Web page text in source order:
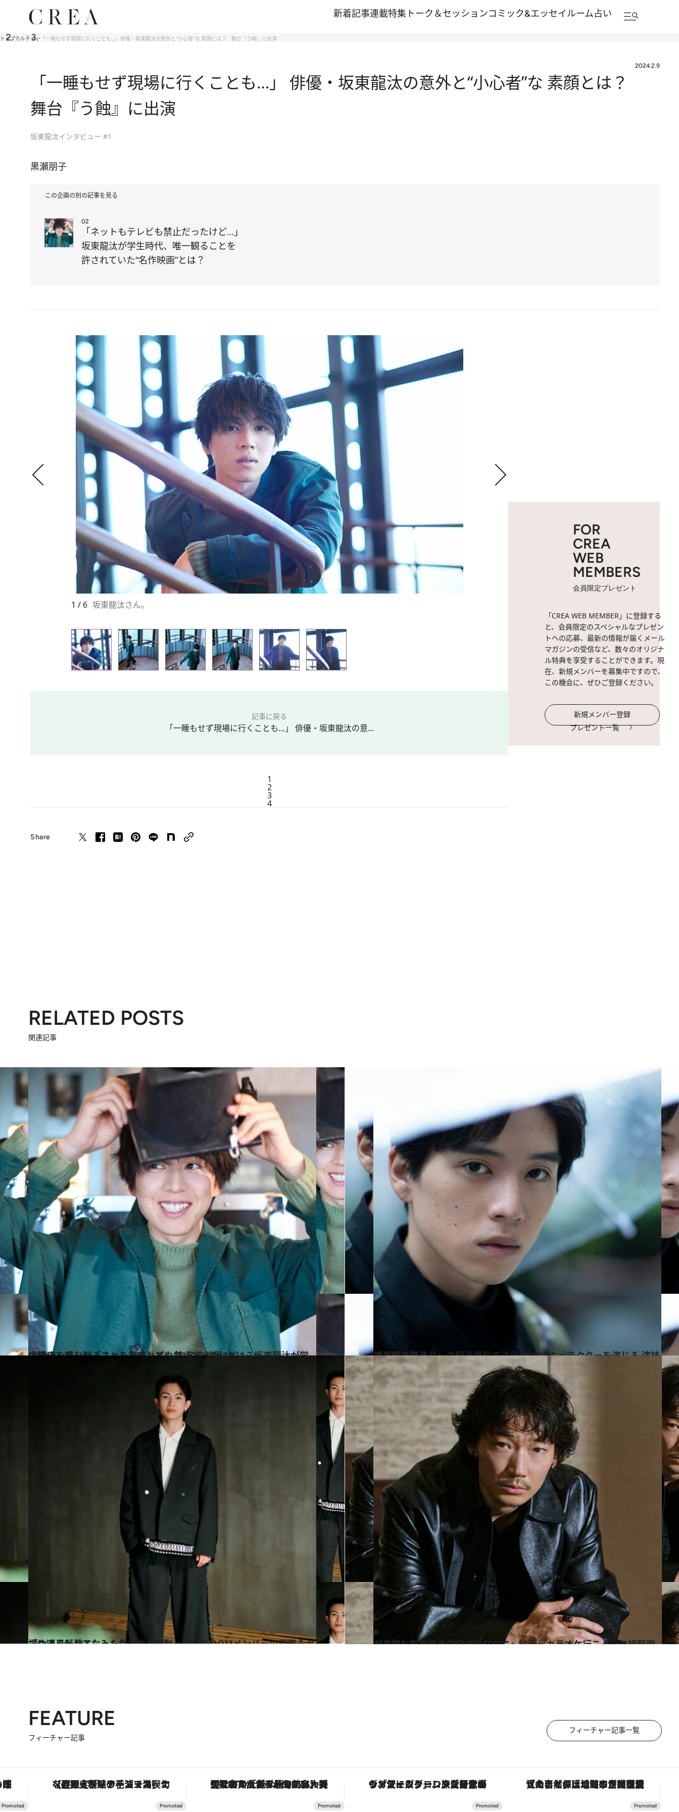
新着記事連載特集 トーク＆セッションコミック&エッセイルーム占い
トップカルチャー 「一睡もせず現場に行くことも…」 俳優・坂東龍汰の意外と“小心者”な 素顔とは？ 舞台『う蝕』に出演
2024.2.9
「一睡もせず現場に行くことも…」 俳優・坂東龍汰の意外と“小心者”な 素顔とは？
舞台『う蝕』に出演
坂東龍汰インタビュー #1
黒瀬朋子
この企画の別の記事を見る
02
「ネットもテレビも禁止だったけど…」
坂東龍汰が学生時代、唯一観ることを
許されていた“名作映画”とは？
1 / 6 坂東龍汰さん。
記事に戻る
「一睡もせず現場に行くことも…」 俳優・坂東龍汰の意...
1
2
3
4
Share
FOR
CREA
WEB
MEMBERS
会員限定プレゼント
「CREA WEB MEMBER」に登録する
と、会員限定のスペシャルなプレゼン
トへの応募、最新の情報が届くメール
マガジンの受信など、数々のオリジナ
ル特典を享受することができます。現
在、新規メンバーを募集中ですので、
この機会に、ぜひご登録ください。
新規メンバー登録
プレゼント一覧
RELATED POSTS
関連記事
2024.2.9
【続きを読む】「ネットもテレビも禁止だったけど…」坂東龍汰が学生時代、唯一観ることを許されていた“名作映画”とは？
カルチャー 2022.1.14
「真犯人フラグ」の配送員役で注目 幅広いキャラクターを演じる 演技派・坂東龍汰
カルチャー
2024.1.26
「ゆき兄としてもみんなを支えたかった」8LOOMメンバーの綱啓永が振り返る転機となった作品の“秘話”
カルチャー 2024.1.17
「一気に和山やま作品のとりこに」映画『カラオケ行こ！』で綾野剛が追求した究極の“かみ合わなさ”
カルチャー
FEATURE
フィーチャー記事
フィーチャー記事一覧
スカーナの郷土料理の手法で満喫！ 【銀座で出合う最旬美容】美髪ケアや上質な眠り…セルフケアのアップデートから、特別な名入れギフトまで。大人のための「ReFa GINZA」クルーズ ヴァシュロン・コンスタンタン「オーヴァーシーズ・オートマティック」。旅愛好家のお気に入りコレクションから、ジェンダーレスな新作が登場 「星のや富士」でデジタルデトックス。冨士信仰の歴史を辿り、心身を調える。